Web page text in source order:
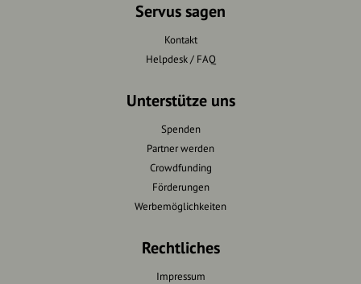
Servus sagen
Kontakt
Helpdesk / FAQ
Unterstütze uns
Spenden
Partner werden
Crowdfunding
Förderungen
Werbemöglichkeiten
Rechtliches
Impressum